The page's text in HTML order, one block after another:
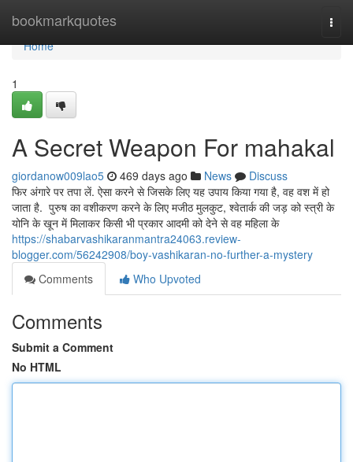
bookmarkquotes
Home
Home
1
A Secret Weapon For mahakal
giordanow009lao5 469 days ago News
Discuss
फिर अंगारे पर तपा लें. ऐसा करने से जिसके लिए यह उपाय किया गया है, वह वश में हो
जाता है. पुरुष का वशीकरण करने के लिए मजीठ मुलकुट, श्वेतार्क की जड़ को स्त्री के
योनि के खून में मिलाकर किसी भी प्रकार आदमी को देने से वह महिला के
https://shabarvashikaranmantra24063.review-
blogger.com/56242908/boy-vashikaran-no-further-a-mystery
Comments
Who Upvoted
Comments
Submit a Comment
No HTML